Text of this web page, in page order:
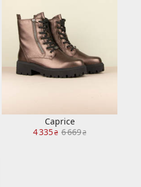
Caprice
4 335₴ 6 669₴